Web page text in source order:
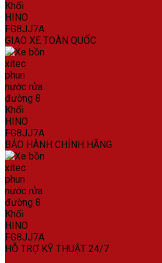
GIAO XE TOÀN QUỐC
BẢO HÀNH CHÍNH HÃNG
HỖ TRỢ KỸ THUẬT 24/7